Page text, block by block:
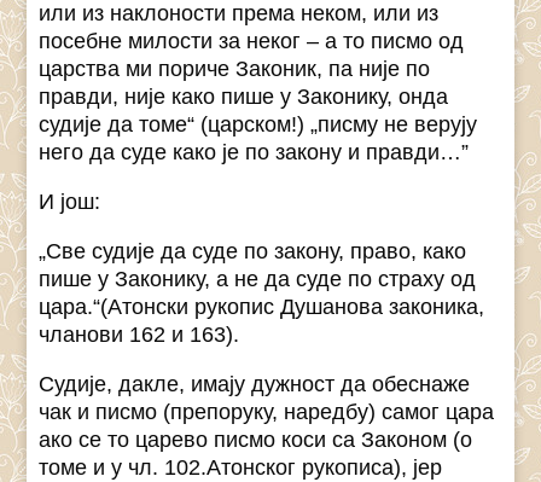
или из наклоности према неком, или из
посебне милости за неког – а то писмо од
царства ми пориче Законик, па није по
правди, није како пише у Законику, онда
судије да томе“ (царском!) „писму не верују
него да суде како је по закону и правди…”
И још:
„Све судије да суде по закону, право, како
пише у Законику, а не да суде по страху од
цара.“(Атонски рукопис Душанова законика,
чланови 162 и 163).
Судије, дакле, имају дужност да обеснаже
чак и писмо (препоруку, наредбу) самог цара
ако се то царево писмо коси са Законом (о
томе и у чл. 102.Атонског рукописа), јер